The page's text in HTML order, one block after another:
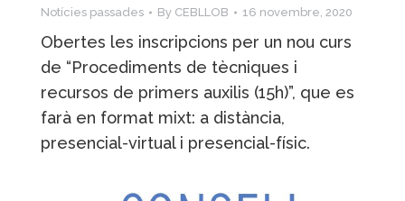
Notícies passades By CEBLLOB 16 novembre, 2020
Obertes les inscripcions per un nou curs
de “Procediments de tècniques i
recursos de primers auxilis (15h)”, que es
farà en format mixt: a distància,
presencial-virtual i presencial-físic.